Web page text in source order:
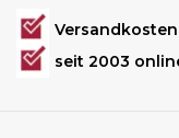
seit 2003